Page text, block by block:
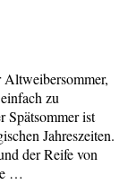
Altweibersommer,
zu
Spätsommer ist
Jahreszeiten.
der Reife von
…